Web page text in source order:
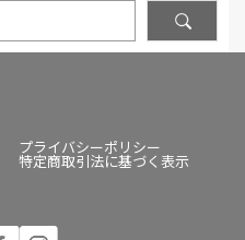
プライバシーポリシー
特定商取引法に基づく表示